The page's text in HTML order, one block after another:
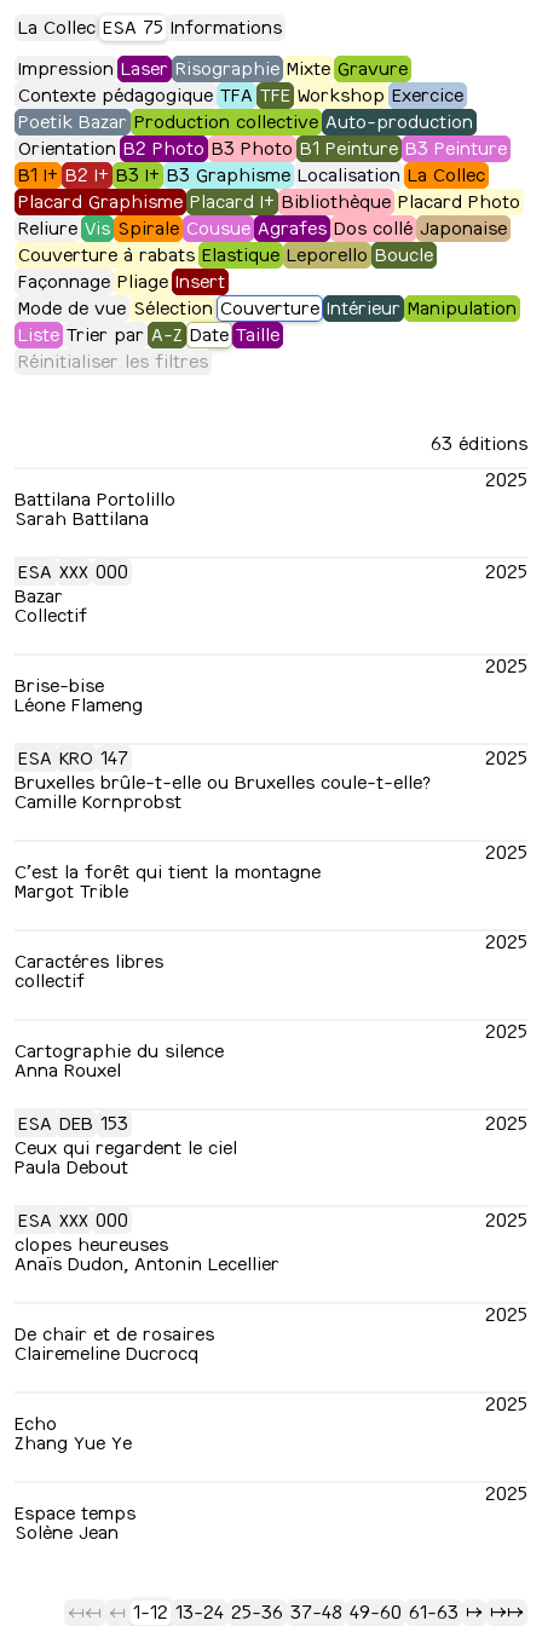
La Collec ESA 75 Informations
Impression Laser Risographie Mixte Gravure
Contexte pédagogique TFA TFE Workshop Exercice
Poetik Bazar Production collective Auto-production
Orientation B2 Photo B3 Photo B1 Peinture B3 Peinture
B1 I+ B2 I+ B3 I+ B3 Graphisme Localisation La Collec
Placard Graphisme Placard I+ Bibliothèque Placard Photo
Reliure Vis Spirale Cousue Agrafes Dos collé Japonaise
Couverture à rabats Elastique Leporello Boucle
Façonnage Pliage Insert
Mode de vue Sélection Couverture Intérieur Manipulation
Liste Trier par A-Z Date Taille
Réinitialiser les filtres
63 éditions
2025
Battilana Portolillo
Sarah Battilana
ESA XXX 000
2025
Bazar
Collectif
2025
Brise-bise
Léone Flameng
ESA KRO 147
2025
Bruxelles brûle-t-elle ou Bruxelles coule-t-elle?
Camille Kornprobst
2025
C’est la forêt qui tient la montagne
Margot Trible
2025
Caractéres libres
collectif
2025
Cartographie du silence
Anna Rouxel
ESA DEB 153
2025
Ceux qui regardent le ciel
Paula Debout
ESA XXX 000
2025
clopes heureuses
Anaïs Dudon, Antonin Lecellier
2025
De chair et de rosaires
Clairemeline Ducrocq
2025
Echo
Zhang Yue Ye
2025
Espace temps
Solène Jean
⇢⇢ ⇢ 1-12 13-24 25-36 37-48 49-60 61-63 ⇢ ⇢⇢